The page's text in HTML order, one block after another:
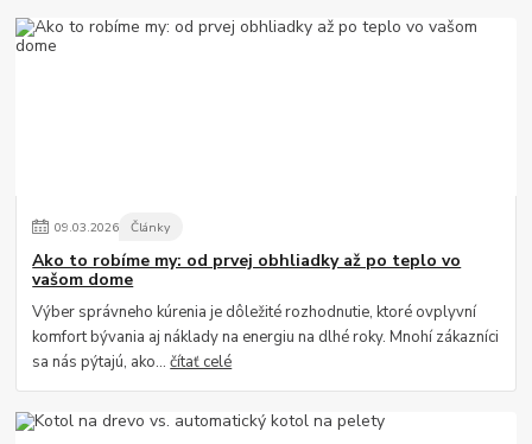
09.03.2026 Články
Ako to robíme my: od prvej obhliadky až po teplo vo
vašom dome
Výber správneho kúrenia je dôležité rozhodnutie, ktoré ovplyvní
komfort bývania aj náklady na energiu na dlhé roky. Mnohí zákazníci
sa nás pýtajú, ako...čítať celé